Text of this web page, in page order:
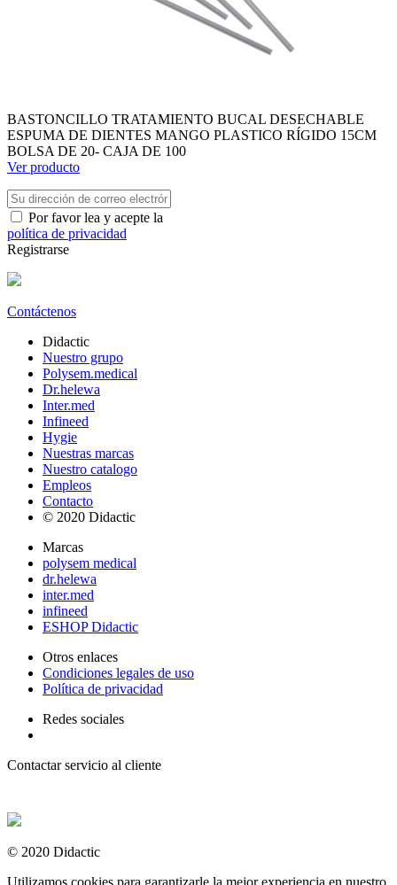
BASTONCILLO TRATAMIENTO BUCAL DESECHABLE
ESPUMA DE DIENTES MANGO PLASTICO RÍGIDO 15CM
BOLSA DE 20- CAJA DE 100
Ver producto
Por favor lea y acepte la
política de privacidad
Registrarse
Contáctenos
Didactic
Nuestro grupo
Polysem.medical
Dr.helewa
Inter.med
Infineed
Hygie
Nuestras marcas
Nuestro catalogo
Empleos
Contacto
© 2020 Didactic
Marcas
polysem medical
dr.helewa
inter.med
infineed
ESHOP Didactic
Otros enlaces
Condiciones legales de uso
Política de privacidad
Redes sociales
Contactar servicio al cliente
© 2020 Didactic